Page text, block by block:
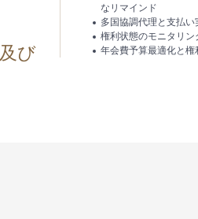
び
なリマインド
多国協調代理と支払い
権利状態のモニタリン
年会費予算最適化と権